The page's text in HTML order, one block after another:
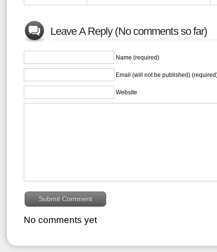
Leave A Reply (No comments so far)
Name (required)
Email (will not be published)
Website
No comments yet